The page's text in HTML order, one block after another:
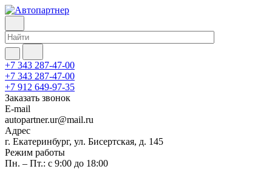
+7 343 287-47-00
+7 343 287-47-00
+7 912 649-97-35
Заказать звонок
E-mail
autopartner.ur@mail.ru
Адрес
г. Екатеринбург, ул. Бисертская, д. 145
Режим работы
Пн. – Пт.: с 9:00 до 18:00